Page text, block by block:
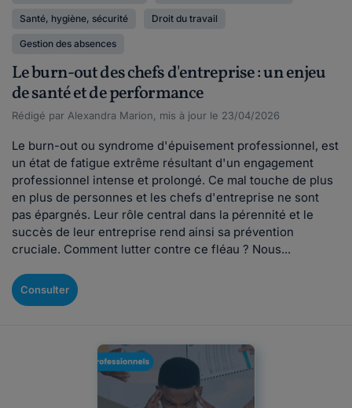
Santé, hygiène, sécurité Droit du travail
Gestion des absences
Le burn-out des chefs d'entreprise : un enjeu
de santé et de performance
Rédigé par Alexandra Marion, mis à jour le 23/04/2026
Le burn-out ou syndrome d'épuisement professionnel, est
un état de fatigue extrême résultant d'un engagement
professionnel intense et prolongé. Ce mal touche de plus
en plus de personnes et les chefs d'entreprise ne sont
pas épargnés. Leur rôle central dans la pérennité et le
succès de leur entreprise rend ainsi sa prévention
cruciale. Comment lutter contre ce fléau ? Nous...
Consulter